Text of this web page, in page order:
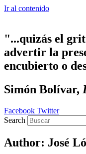
Ir al contenido
"...quizás el
advertir la
encubierto o
Simón Bolívar,
Facebook Twitter
Search
Author: José